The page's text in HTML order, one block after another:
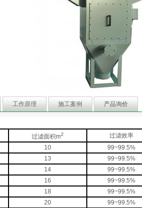
工作原理 施工案例 产品询价
过滤面积m2 过滤效率
10 99~99.5%
13 99~99.5%
14 99~99.5%
16 99~99.5%
18 99~99.5%
20 99~99.5%